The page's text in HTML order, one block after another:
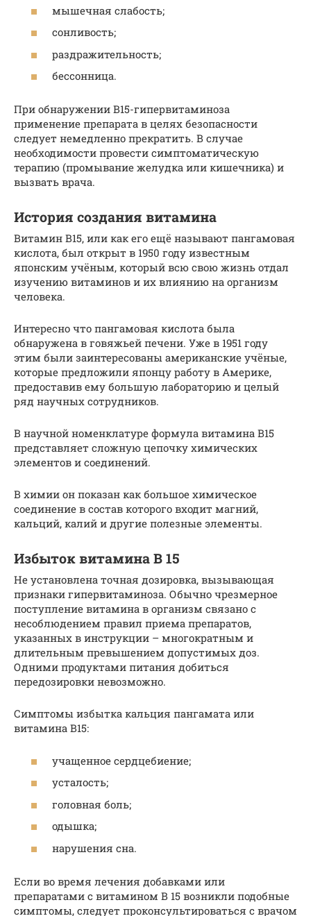
мышечная слабость;
сонливость;
раздражительность;
бессонница.
При обнаружении В15-гипервитаминоза
применение препарата в целях безопасности
следует немедленно прекратить. В случае
необходимости провести симптоматическую
терапию (промывание желудка или кишечника) и
вызвать врача.
История создания витамина
Витамин В15, или как его ещё называют пангамовая
кислота, был открыт в 1950 году известным
японским учёным, который всю свою жизнь отдал
изучению витаминов и их влиянию на организм
человека.
Интересно что пангамовая кислота была
обнаружена в говяжьей печени. Уже в 1951 году
этим были заинтересованы американские учёные,
которые предложили японцу работу в Америке,
предоставив ему большую лабораторию и целый
ряд научных сотрудников.
В научной номенклатуре формула витамина B15
представляет сложную цепочку химических
элементов и соединений.
В химии он показан как большое химическое
соединение в состав которого входит магний,
кальций, калий и другие полезные элементы.
Избыток витамина В 15
Не установлена точная дозировка, вызывающая
признаки гипервитаминоза. Обычно чрезмерное
поступление витамина в организм связано с
несоблюдением правил приема препаратов,
указанных в инструкции – многократным и
длительным превышением допустимых доз.
Одними продуктами питания добиться
передозировки невозможно.
Симптомы избытка кальция пангамата или
витамина В15:
учащенное сердцебиение;
усталость;
головная боль;
одышка;
нарушения сна.
Если во время лечения добавками или
препаратами с витамином В 15 возникли подобные
симптомы, следует проконсультироваться с врачом